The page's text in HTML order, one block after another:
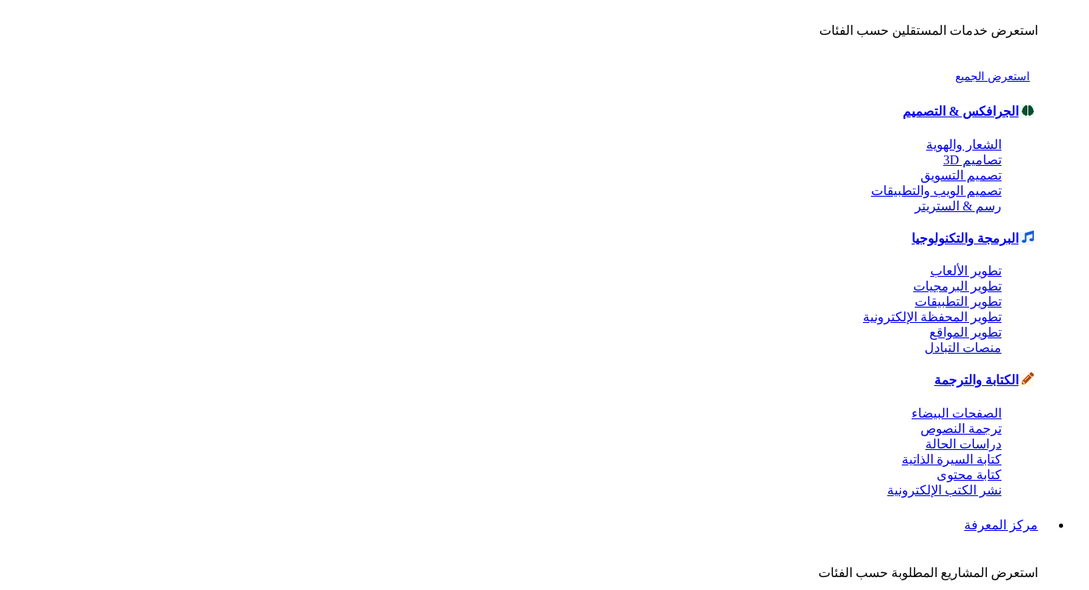
استعرض خدمات المستقلين حسب الفئات
استعرض الجميع
الجرافكس & التصميم
الشعار والهوية
تصاميم 3D
تصميم التسويق
تصميم الويب والتطبيقات
رسم & الستريتر
البرمجة والتكنولوجيا
تطوير الألعاب
تطوير البرمجيات
تطوير التطبيقات
تطوير المحفظة الإلكترونية
تطوير المواقع
منصات التبادل
الكتابة والترجمة
الصفحات البيضاء
ترجمة النصوص
دراسات الحالة
كتابة السيرة الذاتية
كتابة محتوى
نشر الكتب الإلكترونية
مركز المعرفة
استعرض المشاريع المطلوبة حسب الفئات